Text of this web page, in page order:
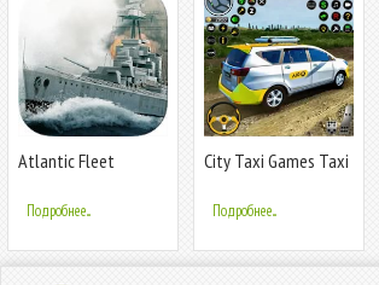
Atlantic Fleet
Подробнее...
City Taxi Games Taxi
Подробнее...